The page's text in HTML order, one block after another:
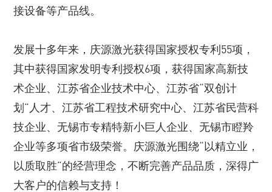
接设备等产品线。
发展十多年来，庆源激光获得国家授权专利55项，
其中获得国家发明专利授权6项，获得国家高新技
术企业、江苏省企业技术中心、江苏省“双创计
划”人才、江苏省工程技术研究中心、江苏省民营科
技企业、无锡市专精特新小巨人企业、无锡市瞪羚
企业等多项省市级荣誉。庆源激光围绕“以精立业，
以质取胜”的经营理念，不断完善产品品质，深得广
大客户的信赖与支持！